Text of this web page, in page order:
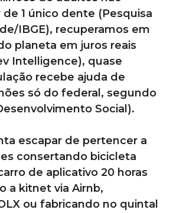
1 único dente (Pesquisa
IBGE), recuperamos em
planeta em juros reais
Intelligence), quase
recebe ajuda de
só do federal, segundo
Social).
escapar de pertencer a
consertando bicicleta
de aplicativo 20 horas
a kitnet via Airnb,
ou fabricando no quintal